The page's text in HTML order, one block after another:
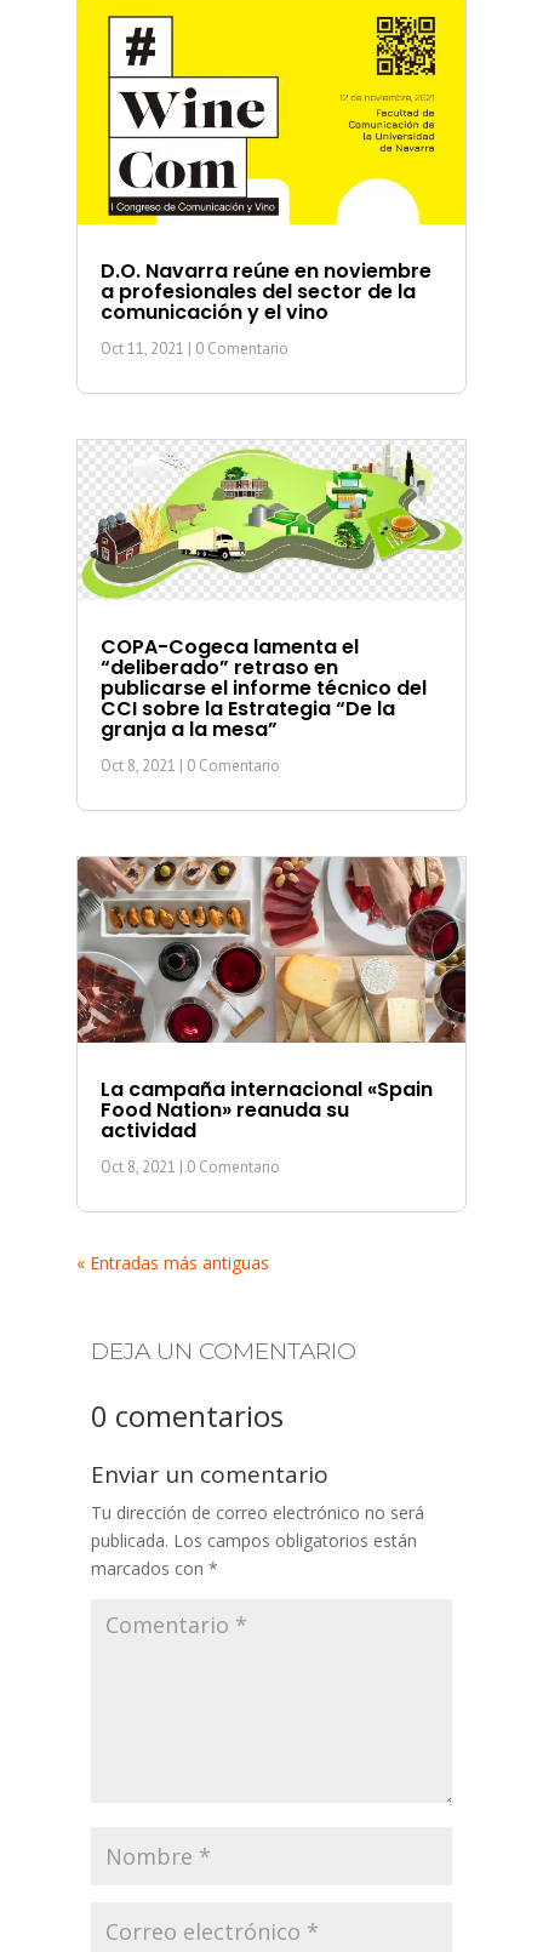
D.O. Navarra reúne en noviembre
a profesionales del sector de la
comunicación y el vino
Oct 11, 2021 | 0 Comentario
COPA-Cogeca lamenta el
“deliberado” retraso en
publicarse el informe técnico del
CCI sobre la Estrategia “De la
granja a la mesa”
Oct 8, 2021 | 0 Comentario
La campaña internacional «Spain
Food Nation» reanuda su
actividad
Oct 8, 2021 | 0 Comentario
« Entradas más antiguas
DEJA UN COMENTARIO
0 comentarios
Enviar un comentario
Tu dirección de correo electrónico no será
publicada. Los campos obligatorios están
marcados con *